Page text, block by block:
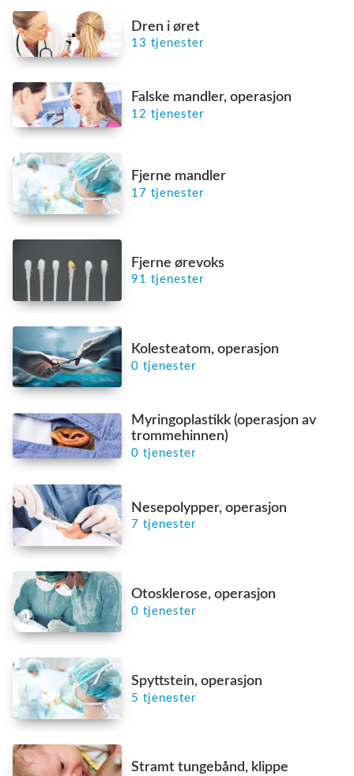
Dren i øret
13 tjenester
Falske mandler, operasjon
12 tjenester
Fjerne mandler
17 tjenester
Fjerne ørevoks
91 tjenester
Kolesteatom, operasjon
0 tjenester
Myringoplastikk (operasjon av
trommehinnen)
0 tjenester
Nesepolypper, operasjon
7 tjenester
Otosklerose, operasjon
0 tjenester
Spyttstein, operasjon
5 tjenester
Stramt tungebånd, klippe